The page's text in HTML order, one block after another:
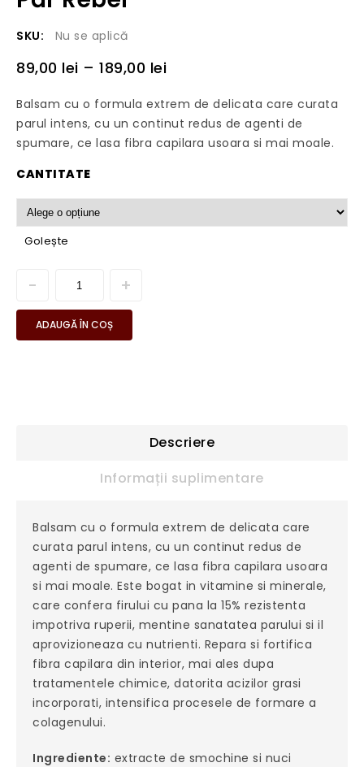
SKU: Nu se aplică
89,00 lei – 189,00 lei
Balsam cu o formula extrem de delicata care curata
parul intens, cu un continut redus de agenti de
spumare, ce lasa fibra capilara usoara si mai moale.
CANTITATE
Golește
ADAUGĂ ÎN COȘ
Descriere
Informații suplimentare
Balsam cu o formula extrem de delicata care
curata parul intens, cu un continut redus de
agenti de spumare, ce lasa fibra capilara usoara
si mai moale. Este bogat in vitamine si minerale,
care confera firului cu pana la 15% rezistenta
impotriva ruperii, mentine sanatatea parului si il
aprovizioneaza cu nutrienti. Repara si fortifica
fibra capilara din interior, mai ales dupa
tratamentele chimice, datorita acizilor grasi
incorporati, intensifica procesele de formare a
colagenului.
Ingrediente: extracte de smochine si nuci